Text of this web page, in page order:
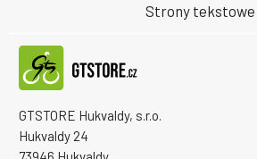
GTSTORE Hukvaldy, s.r.o.
Hukvaldy 24
Strony tekstowe